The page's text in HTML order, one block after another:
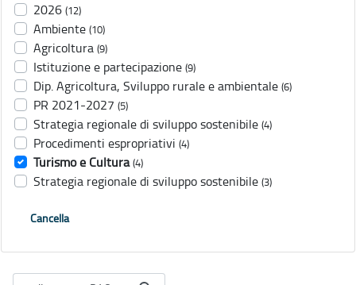
2026 (12)
Ambiente (10)
Agricoltura (9)
Istituzione e partecipazione (9)
Dip. Agricoltura, Sviluppo rurale e ambientale (6)
PR 2021-2027 (5)
Strategia regionale di sviluppo sostenibile (4)
Procedimenti espropriativi (4)
Turismo e Cultura (4)
Strategia regionale di sviluppo sostenibile (3)
Cancella